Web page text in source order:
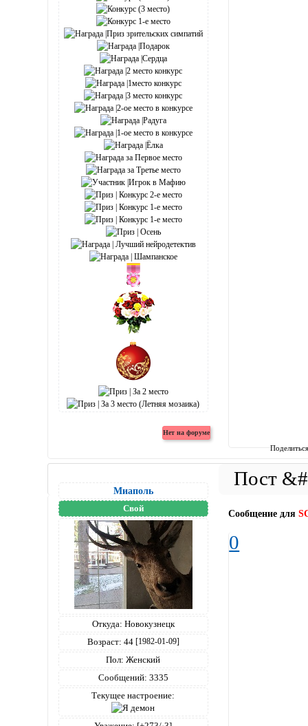
Миаполь
Свой
Откуда: Новокузнецк
Возраст: 44 [1982-01-09]
Пол: Женский
Сообщений: 3335
Текущее настроение:
Сообщение для
0